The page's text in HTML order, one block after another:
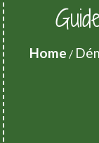
Home /